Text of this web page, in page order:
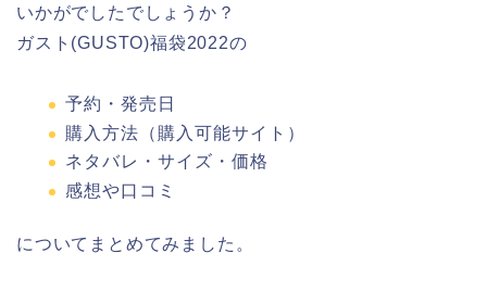
いかがでしたでしょうか？
ガスト(GUSTO)福袋2022の
予約・発売日
購入方法（購入可能サイト）
ネタバレ・サイズ・価格
感想や口コミ
についてまとめてみました。